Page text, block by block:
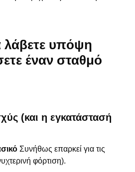
λάβετε υπόψη
έναν σταθμό
(και η εγκατάστασή
Συνήθως επαρκεί για τις
φόρτιση).